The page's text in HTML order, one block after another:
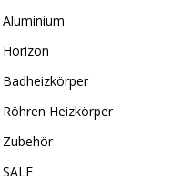
Aluminium
Horizon
Badheizkörper
Röhren Heizkörper
Zubehör
SALE